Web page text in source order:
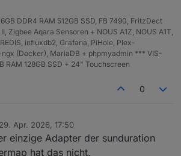
DDR4 RAM 512GB SSD, FB 7490, FritzDect
Zigbee Aqara Sensoren + NOUS A1Z, NOUS A1T,
influxdb2, Grafana, PiHole, Plex-
(Docker), MariaDB + phpmyadmin *** VIS-
RAM 128GB SSD + 24" Touchscreen
0
29. Apr. 2026, 17:50
von
einzige Adapter der sunduration
hat das nicht.